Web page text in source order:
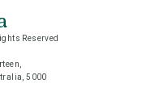
Reserved
5000